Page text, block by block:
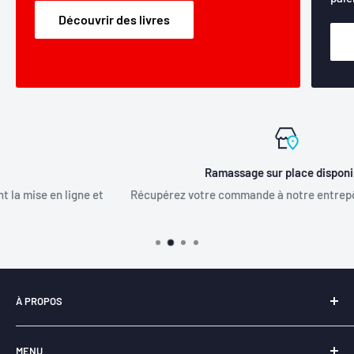
Découvrir des livres
Ramassage sur place disponible
Récupérez votre commande à notre entrepôt situé à Mirabel.
À PROPOS
MENU